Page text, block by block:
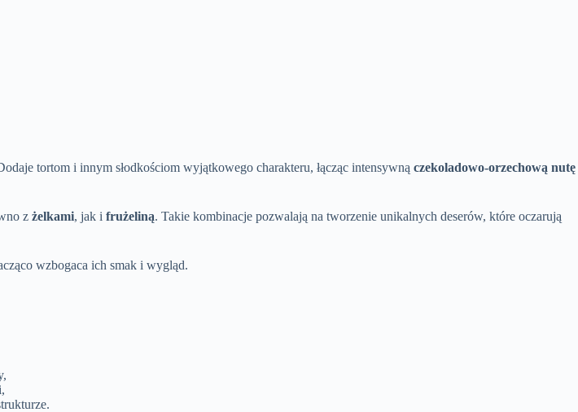
tortom i innym słodkościom wyjątkowego charakteru, łącząc intensywną czekoladowo-orzechową nutę
z żelkami, jak i frużeliną. Takie kombinacje pozwalają na tworzenie unikalnych deserów, które oczarują
wzbogaca ich smak i wygląd.